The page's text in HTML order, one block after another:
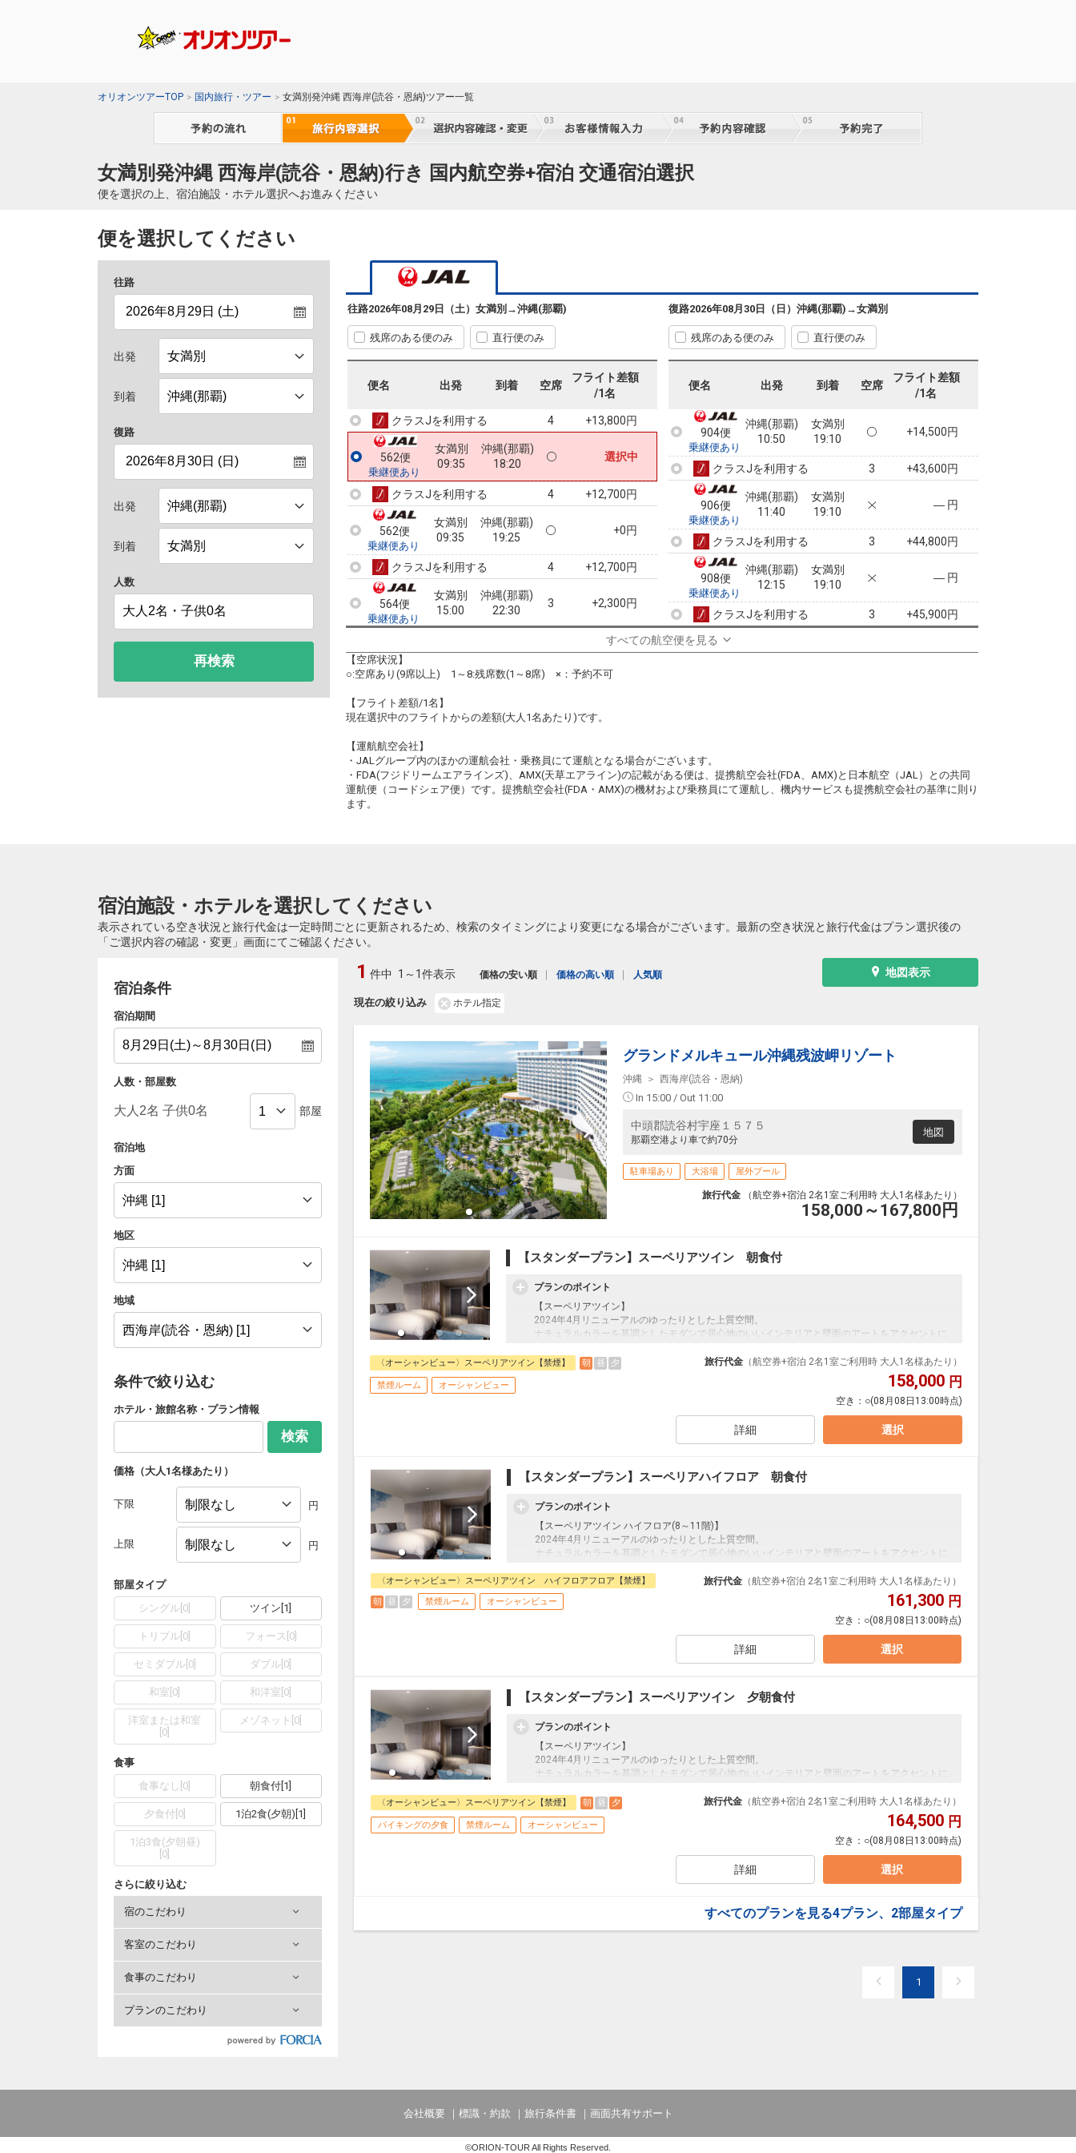
オリオンツアーTOP 国内旅行・ツアー 女満別発沖縄 西海岸(読谷・恩納)ツアー一覧
女満別発沖縄 西海岸(読谷・恩納)行き 国内航空券+宿泊 交通宿泊選択
便を選択の上、宿泊施設・ホテル選択へお進みください
便を選択してください
往路
出発
到着
復路
出発
到着
人数
再検索
往路2026年08月29日（土） 女満別 →沖縄(那覇)
残席のある便のみ 直行便のみ
便名 出発 到着 空席
フライト差額
/1名
クラスJを利用する
562便
乗継便あり
女満別
09:35
沖縄(那覇)
16:25
クラスJを利用する 3
562便
09:35
沖縄(那覇)
17:40
+1,200円
クラスJを利用する 4 +13,800円
562便
乗継便あり
女満別
09:35
沖縄(那覇)
18:20
選択中
クラスJを利用する 4 +12,700円
562便
乗継便あり
女満別
09:35
沖縄(那覇)
19:25
+0円
クラスJを利用する 4 +12,700円
564便
乗継便あり
女満別
15:00
沖縄(那覇)
22:30
3 +2,300円
+15,000円
復路2026年08月30日（日） 沖縄(那覇) →女満別
残席のある便のみ 直行便のみ
便名 出発 到着 空席
フライト差額
/1名
乗継便あり
07:20
14:10
902便
沖縄(那覇)
09:55
女満別
19:10
2 選択中
+43,600円
904便
乗継便あり
沖縄(那覇)
10:50
女満別
19:10
+14,500円
クラスJを利用する 3 +43,600円
906便
乗継便あり
沖縄(那覇)
11:40
女満別
19:10
― 円
クラスJを利用する 3 +44,800円
908便
乗継便あり
沖縄(那覇)
12:15
女満別
19:10
― 円
クラスJを利用する 3 +45,900円
910便 ― 円
すべての航空便を見る
【空席状況】
○:空席あり(9席以上) 1～8:残席数(1～8席) ×：予約不可
【フライト差額/1名】
現在選択中のフライトからの差額(大人1名あたり)です。
【運航航空会社】
・JALグループ内のほかの運航会社・乗務員にて運航となる場合がございます。
・FDA(フジドリームエアラインズ)、AMX(天草エアライン)の記載がある便は、提携航空会社(FDA、AMX)と日本航空（JAL）との共同
運航便（コードシェア便）です。提携航空会社(FDA・AMX)の機材および乗務員にて運航し、機内サービスも提携航空会社の基準に則り
ます。
宿泊施設・ホテルを選択してください
表示されている空き状況と旅行代金は一定時間ごとに更新されるため、検索のタイミングにより変更になる場合がございます。最新の空き状況と旅行代金はプラン選択後の
「ご選択内容の確認・変更」画面にてご確認ください。
宿泊条件
宿泊期間
人数・部屋数
部屋
宿泊地
方面
地区
地域
条件で絞り込む
ホテル・旅館名称・プラン情報
検索
価格（大人1名様あたり）
下限 円
上限 円
部屋タイプ
シングル 0 ツイン 1
トリプル 0 フォース 0]
セミダブル[ 0] ダブル 0
和室 0 和洋室 0
洋室または和室
0
メゾネット 0
食事
食事なし 0 朝食付 1
夕食付 0] 1泊2食(夕朝) 1
1泊3食(夕朝昼)
0
さらに絞り込む
宿のこだわり
客室のこだわり
食事のこだわり
プランのこだわり
地図表示
現在の絞り込み ホテル指定
1 件中 1～1件表示 価格の安い順 価格の高い順 人気順
グランドメルキュール沖縄残波岬リゾート
沖縄 西海岸(読谷・恩納)
In 15:00 / Out 11:00
中頭郡読谷村宇座１５７５
那覇空港より車で約70分
地図
駐車場あり 大浴場 屋外プール
旅行代金 （航空券+宿泊 2名1室ご利用時 大人1名様あたり）
158,000～167,800 円
【スタンダープラン】スーペリアツイン 朝食付
プランのポイント
【スーペリアツイン】
2024年4月リニューアルのゆったりとした上質空間。
ナチュラルカラーを基調としたモダンで居心地のいいインテリアと壁面のアートをアクセントに
36㎡以上のゆったりとしたゲストルームと、客室から見える美しい景色は、四季の移ろい、風の
土地ならではの食材を活かし、歴史や文化とともに受け継がれてきた「郷土料理」は旅の楽しみ
のひとつ。郷土料理はもちろんのこと、プティホットドッグやパンケーキといった自分好みにカ
時間 6:30～10:00(Last in 9:30)
15:00～ 18:00 樂遇（らぐ）／ｲﾌﾞﾆﾝｸﾞｿｰｼｬﾙ 21:00～ 23:00 鳥渡（ちょっと）／ナイトキャップ
ご宿泊のお客様がどなたでもご利用いただけるラウンジをご用意しております。
ラウンジでは、スパークリングワイン、赤ワインや白ワイン、ビールなどのお酒、コーヒー、紅
茶、ハーブウォーターなどのソフトドリンクにおつまみを無料でご用意しております。
★ホテルからのおもてなし★
・3連泊以上ディナーバイキング1回付
〈オーシャンビュー〉スーペリアツイン【禁煙】 朝 昼 夕
禁煙ルーム オーシャンビュー
旅行代金 （航空券+宿泊 2名1室ご利用時 大人1名様あたり）
158,000 円
空き： ○(08月08日13:00時点)
詳細 選択
【スタンダープラン】スーペリアハイフロア 朝食付
プランのポイント
【スーペリアツイン ハイフロア(8～11階)】
2024年4月リニューアルのゆったりとした上質空間。
ナチュラルカラーを基調としたモダンで居心地のいいインテリアと壁面のアートをアクセントに
36㎡以上のゆったりとしたゲストルームと、客室から見える美しい景色は、四季の移ろい、風の
におい、人生を彩る発券やまだ見ぬ感動と出会う旅をもたらします。
海に沈む美しい夕日、極上の眺望をお愉しみください。
土地ならではの食材を活かし、歴史や文化とともに受け継がれてきた「郷土料理」は旅の楽しみ
スタマイズできる料理など、津井手を伸ばしたくなるような豊富なラインナップ。
時間 6:30～10:00(Last in 9:30)
●ザ・ラウンジ●
15:00～ 18:00 樂遇（らぐ）／ｲﾌﾞﾆﾝｸﾞｿｰｼｬﾙ 21:00～ 23:00 鳥渡（ちょっと）／ナイトキャップ
ご宿泊のお客様がどなたでもご利用いただけるラウンジをご用意しております。
ラウンジでは、スパークリングワイン、赤ワインや白ワイン、ビールなどのお酒、コーヒー、紅
時間帯によってご提供内容が異なりますのでぜひ、時間を変えてご利用ください。
★ホテルからのおもてなし★
〈オーシャンビュー〉スーペリアツイン ハイフロアフロア【禁煙】
朝
昼 夕 禁煙ルーム オーシャンビュー
旅行代金 （航空券+宿泊 2名1室ご利用時 大人1名様あたり）
161,300 円
空き： ○(08月08日13:00時点)
詳細 選択
【スタンダープラン】スーペリアツイン 夕朝食付
プランのポイント
【スーペリアツイン】
2024年4月リニューアルのゆったりとした上質空間。
ナチュラルカラーを基調としたモダンで居心地のいいインテリアと壁面のアートをアクセントに
36㎡以上のゆったりとしたゲストルームと、客室から見える美しい景色は、四季の移ろい、風の
におい、人生を彩る発券やまだ見ぬ感動と出会う旅をもたらします。
土地ならではの食材を活かし、歴史や文化とともに受け継がれてきた「郷土料理」は旅の楽しみ
のひとつ。郷土料理はもちろんのこと、プティホットドッグやパンケーキといった自分好みにカ
供します。その土地の食文化を活かしつつ、新たなアレンジを加える、海・山の幸の数々をご用
★ホテルからのおもてなし★
〈オーシャンビュー〉スーペリアツイン【禁煙】 朝 昼 夕
バイキングの夕食 禁煙ルーム オーシャンビュー
旅行代金 （航空券+宿泊 2名1室ご利用時 大人1名様あたり）
164,500 円
空き： ○(08月08日13:00時点)
詳細 選択
すべてのプランを見る4プラン、2部屋タイプ
1
会社概要 標識・約款 旅行条件書 画面共有サポート
©ORION-TOUR All Rights Reserved.